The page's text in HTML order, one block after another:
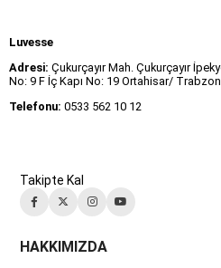
Luvesse
Adresi: Çukurçayır Mah. Çukurçayır
No: 9 F İç Kapı No: 19 Ortahisar/ Trabzon
Telefonu: 0533 562 10 12
Takipte Kal
HAKKIMIZDA